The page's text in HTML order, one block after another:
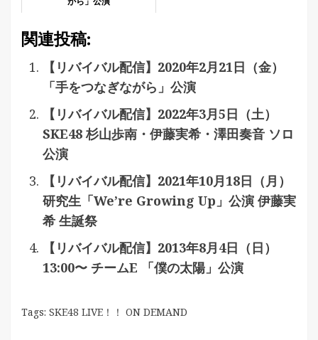
関連投稿:
【リバイバル配信】2020年2月21日（金）
「手をつなぎながら」公演
【リバイバル配信】2022年3月5日（土）
SKE48 杉山歩南・伊藤実希・澤田奏音 ソロ
公演
【リバイバル配信】2021年10月18日（月）
研究生「We’re Growing Up」公演 伊藤実
希 生誕祭
【リバイバル配信】2013年8月4日（日）
13:00〜 チームE 「僕の太陽」公演
Tags: SKE48 LIVE！！ ON DEMAND